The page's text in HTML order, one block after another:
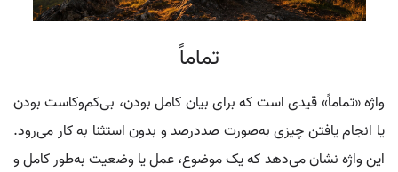
تماماً
واژه «تماماً» قیدی است که برای بیان کامل بودن، بی‌کم‌وکاست بودن
یا انجام یافتن چیزی به‌صورت صددرصد و بدون استثنا به کار می‌رود.
این واژه نشان می‌دهد که یک موضوع، عمل یا وضعیت به‌طور کامل و